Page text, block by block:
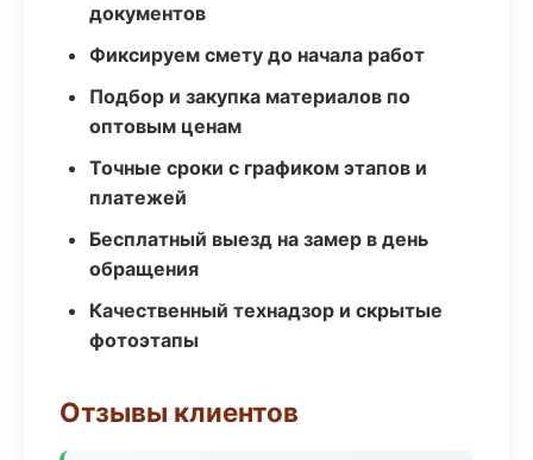
документов
Фиксируем смету до начала работ
Подбор и закупка материалов по
оптовым ценам
Точные сроки с графиком этапов и
платежей
Бесплатный выезд на замер в день
обращения
Качественный технадзор и скрытые
фотоэтапы
Отзывы клиентов